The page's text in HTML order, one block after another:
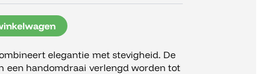
elegantie met stevigheid. De
een handomdraai verlengd worden tot